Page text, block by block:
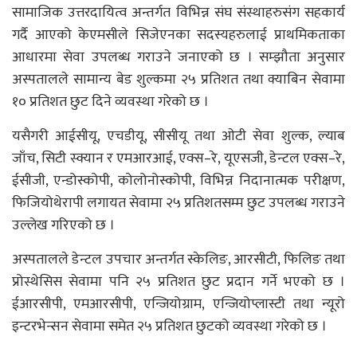
सामाजिक उत्तरदायित्व अन्तर्गत विभिन्न संघ संस्थाहरुसंग सहकार्य
गर्दै आएको केएमसीले सिजेएनका सदस्यहरुलाई प्राथमिकताका
आधारमा सेवा उपलब्ध गराउने जनाएको छ । सम्झौता अनुसार
अस्पतालले सामान्य बेड शुल्कमा २५ प्रतिशत तथा क्याबिन सेवामा
१० प्रतिशत छुट दिने व्यवस्था गरेको छ ।
यसैगरी आईसीयू, एचडीयू, सीसीयू तथा ओटी सेवा शुल्क, ल्याब
जाँच, सिटी स्क्यान र एमआरआई, एक्स–रे, यूएसजी, डेन्टल एक्स–रे,
ईसीजी, एन्डोस्कोपी, कोलोनोस्कोपी, विभिन्न निदानात्मक परीक्षण,
फिजियोथेरापी लगायत सेवामा २५ प्रतिशतसम्म छुट उपलब्ध गराउने
उल्लेख गरिएको छ ।
अस्पतालले डेन्टल उपचार अन्तर्गत स्केलिङ, आरसीटी, फिलिङ तथा
प्रोस्थेसिस सेवामा पनि २५ प्रतिशत छुट प्रदान गर्ने भएको छ ।
ईआरसीपी, एमआरसीपी, एन्जियोग्राम, एन्जियोप्लास्टी तथा न्यूरो
इन्टरभेन्सन सेवामा समेत २५ प्रतिशत छुटको व्यवस्था गरेको छ ।